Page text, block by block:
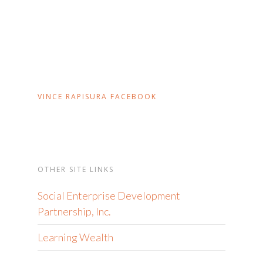
VINCE RAPISURA FACEBOOK
OTHER SITE LINKS
Social Enterprise Development
Partnership, Inc.
Learning Wealth